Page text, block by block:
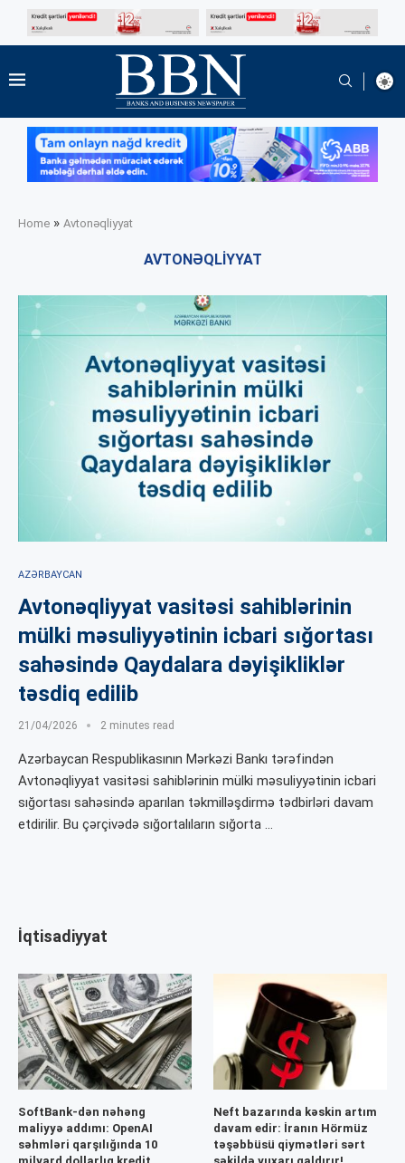
Home » Avtonəqliyyat
AVTONƏQLIYYAT
AZƏRBAYCAN
Avtonəqliyyat vasitəsi sahiblərinin
mülki məsuliyyətinin icbari sığortası
sahəsində Qaydalara dəyişikliklər
təsdiq edilib
21/04/2026 2 minutes read
Azərbaycan Respublikasının Mərkəzi Bankı tərəfindən
Avtonəqliyyat vasitəsi sahiblərinin mülki məsuliyyətinin icbari
sığortası sahəsində aparılan təkmilləşdirmə tədbirləri davam
etdirilir. Bu çərçivədə sığortalıların sığorta …
İqtisadiyyat
SoftBank-dən nəhəng
maliyyə addımı: OpenAI
səhmləri qarşılığında 10
Neft bazarında kəskin artım
davam edir: İranın Hörmüz
təşəbbüsü qiymətləri sərt